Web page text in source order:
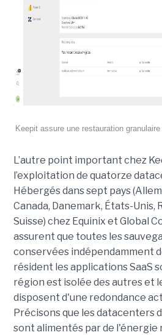
Keepit assure une restauration
L’autre point important chez
l’exploitation de quatorze
Hébergés dans sept pays
Canada, Danemark, États-Unis,
Suisse) chez Equinix et Global
assurent que toutes les
conservées indépendamment
résident les applications SaaS
région est isolée des autres et
disposent d'une redondance
Précisons que les datacenters
sont alimentés par de l'énergie